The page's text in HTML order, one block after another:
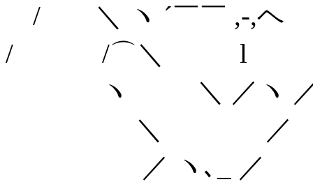
/ ＼ ヽ ´￣￣ ,-,ヘ
/ /⌒＼ l
ヽ ＼ ／ヽ
＼ ／
／ ヽ､_ ／